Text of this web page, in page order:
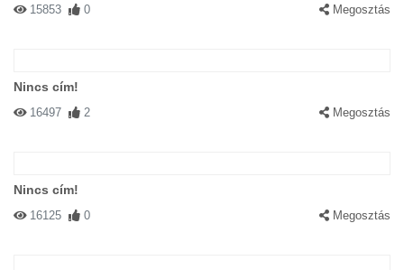
15853 0 Megosztás
Nincs cím!
16497 2 Megosztás
Nincs cím!
16125 0 Megosztás